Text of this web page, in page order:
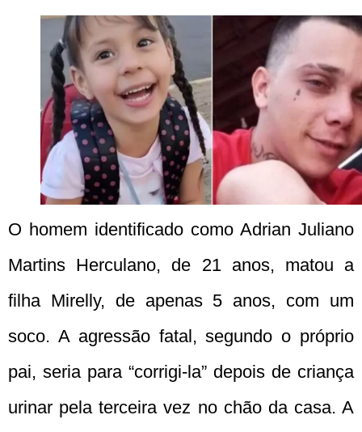
O homem identificado como Adrian Juliano
Martins Herculano, de 21 anos, matou a
filha Mirelly, de apenas 5 anos, com um
soco. A agressão fatal, segundo o próprio
pai, seria para “corrigi-la” depois de criança
urinar pela terceira vez no chão da casa. A